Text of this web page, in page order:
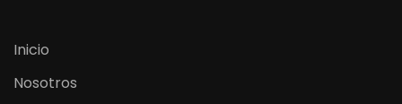
Inicio
Nosotros